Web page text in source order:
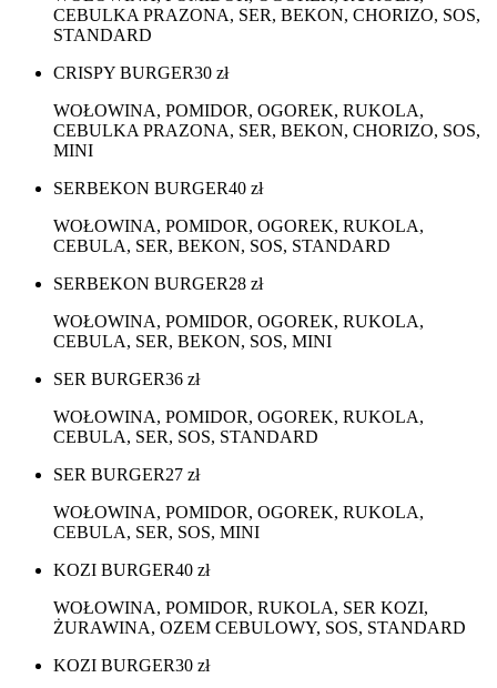
CEBULKA PRAZONA, SER, BEKON, CHORIZO, SOS,
STANDARD
CRISPY BURGER30 zł
WOŁOWINA, POMIDOR, OGOREK, RUKOLA,
CEBULKA PRAZONA, SER, BEKON, CHORIZO, SOS,
MINI
SERBEKON BURGER40 zł
WOŁOWINA, POMIDOR, OGOREK, RUKOLA,
CEBULA, SER, BEKON, SOS, STANDARD
SERBEKON BURGER28 zł
WOŁOWINA, POMIDOR, OGOREK, RUKOLA,
CEBULA, SER, BEKON, SOS, MINI
SER BURGER36 zł
WOŁOWINA, POMIDOR, OGOREK, RUKOLA,
CEBULA, SER, SOS, STANDARD
SER BURGER27 zł
WOŁOWINA, POMIDOR, OGOREK, RUKOLA,
CEBULA, SER, SOS, MINI
KOZI BURGER40 zł
WOŁOWINA, POMIDOR, RUKOLA, SER KOZI,
ŻURAWINA, OZEM CEBULOWY, SOS, STANDARD
KOZI BURGER30 zł